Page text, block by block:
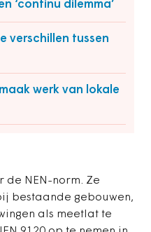
‘continu dilemma’
verschillen tussen
werk van lokale
de NEN-norm. Ze
bestaande gebouwen,
als meetlat te